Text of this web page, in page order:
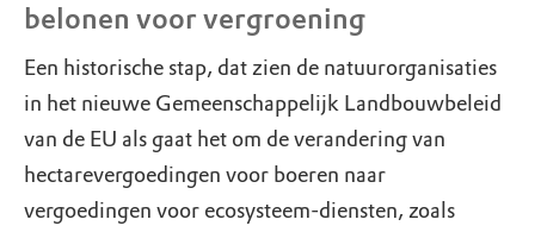
belonen voor vergroening
Een historische stap, dat zien de natuurorganisaties
in het nieuwe Gemeenschappelijk Landbouwbeleid
van de EU als gaat het om de verandering van
hectarevergoedingen voor boeren naar
vergoedingen voor ecosysteem-diensten, zoals